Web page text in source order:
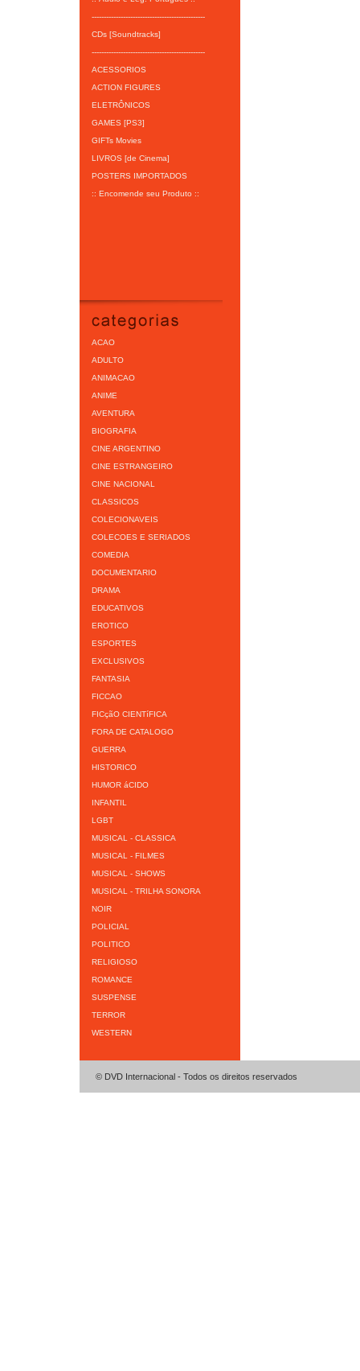
-----------------------------------------------
CDs [Soundtracks]
-----------------------------------------------
ACESSORIOS
ACTION FIGURES
ELETRÔNICOS
GAMES [PS3]
GIFTs Movies
LIVROS [de Cinema]
POSTERS IMPORTADOS
:: Encomende seu Produto ::
ACAO
ADULTO
ANIMACAO
ANIME
AVENTURA
BIOGRAFIA
CINE ARGENTINO
CINE ESTRANGEIRO
CINE NACIONAL
CLASSICOS
COLECIONAVEIS
COLECOES E SERIADOS
COMEDIA
DOCUMENTARIO
DRAMA
EDUCATIVOS
EROTICO
ESPORTES
EXCLUSIVOS
FANTASIA
FICCAO
FICçãO CIENTíFICA
FORA DE CATALOGO
GUERRA
HISTORICO
HUMOR áCIDO
INFANTIL
LGBT
MUSICAL - CLASSICA
MUSICAL - FILMES
MUSICAL - SHOWS
MUSICAL - TRILHA SONORA
NOIR
POLICIAL
POLITICO
RELIGIOSO
ROMANCE
SUSPENSE
TERROR
WESTERN
© DVD Internacional - Todos os direitos reservados